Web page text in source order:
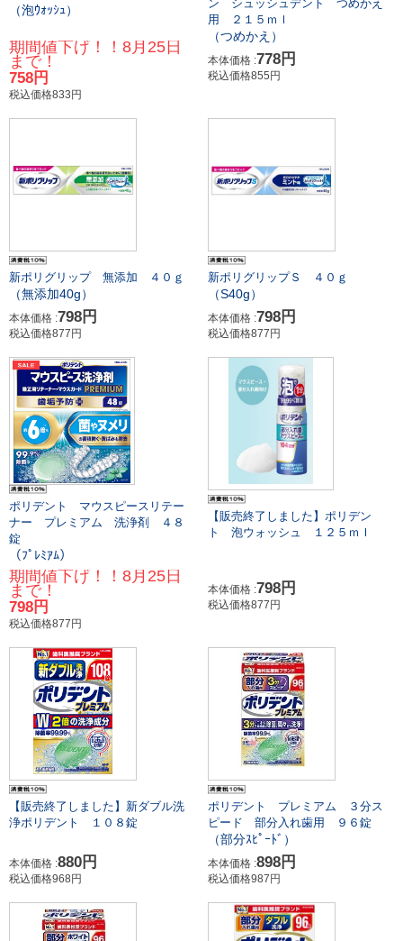
（泡ｳｫｯｼｭ）
期間値下げ！！8月25日
まで！
758円
税込価格833円
ン シュッシュデント つめかえ
用 ２１５ｍｌ
（つめかえ）
本体価格 :778円
税込価格855円
新ポリグリップ 無添加 ４０ｇ
（無添加40g）
本体価格 :798円
税込価格877円
新ポリグリップＳ ４０ｇ
（S40g）
本体価格 :798円
税込価格877円
ポリデント マウスピースリテー
ナー プレミアム 洗浄剤 ４８
錠
（ﾌﾟﾚﾐｱﾑ）
期間値下げ！！8月25日
まで！
798円
税込価格877円
【販売終了しました】ポリデン
ト 泡ウォッシュ １２５ｍｌ
本体価格 :798円
税込価格877円
【販売終了しました】新ダブル洗
浄ポリデント １０８錠
本体価格 :880円
税込価格968円
ポリデント プレミアム ３分ス
ピード 部分入れ歯用 ９６錠
（部分ｽﾋﾟｰﾄﾞ）
本体価格 :898円
税込価格987円